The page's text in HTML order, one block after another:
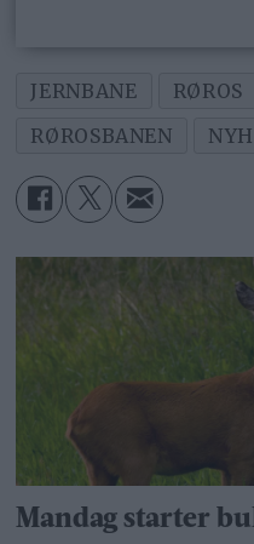
JERNBANE RØROS
RØROSBANEN
Mandag starter